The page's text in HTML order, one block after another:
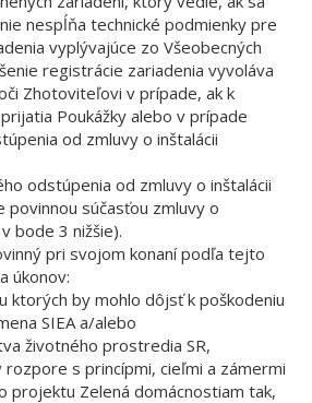
nespĺňa technické podmienky pre
vyplývajúce zo Všeobecných
registrácie zariadenia vyvoláva
Zhotoviteľovi v prípade, ak k
Poukážky alebo v prípade
od zmluvy o inštalácii
odstúpenia od zmluvy o inštalácii
povinnou súčasťou zmluvy o
bode 3 nižšie).
pri svojom konaní podľa tejto
úkonov:
ktorých by mohlo dôjsť k poškodeniu
SIEA a/alebo
životného prostredia SR,
s princípmi, cieľmi a zámermi
projektu Zelená domácnostiam tak,